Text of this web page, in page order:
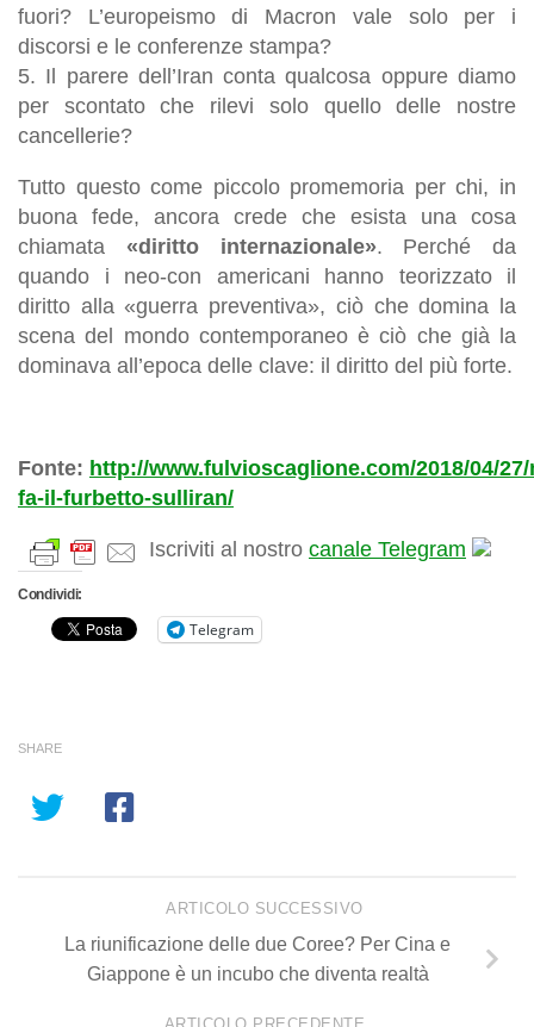
fuori? L’europeismo di Macron vale solo per i
discorsi e le conferenze stampa?
5. Il parere dell’Iran conta qualcosa oppure diamo
per scontato che rilevi solo quello delle nostre
cancellerie?
Tutto questo come piccolo promemoria per chi, in
buona fede, ancora crede che esista una cosa
chiamata «diritto internazionale». Perché da
quando i neo-con americani hanno teorizzato il
diritto alla «guerra preventiva», ciò che domina la
scena del mondo contemporaneo è ciò che già la
dominava all’epoca delle clave: il diritto del più forte.
Fonte: http://www.fulvioscaglione.com/2018/04/
fa-il-furbetto-sulliran/
Iscriviti al nostro canale Telegram
Condividi:
Telegram
SHARE
ARTICOLO SUCCESSIVO
La riunificazione delle due Coree? Per Cina e
Giappone è un incubo che diventa realtà